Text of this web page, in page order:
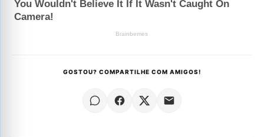
GOSTOU? COMPARTILHE COM AMIGOS!